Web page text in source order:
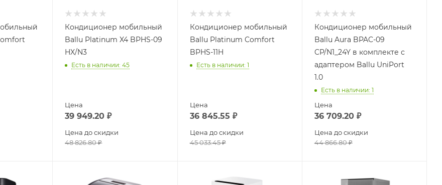
Кондиционер мобильный
Ballu Platinum X4 BPHS-09
HX/N3
Есть в наличии: 45
Цена
39 949.20 ₽
Цена до скидки
48 826.80₽
Кондиционер мобильный
Ballu Platinum Comfort
BPHS-11H
Есть в наличии: 1
Цена
36 845.55 ₽
Цена до скидки
45 033.45₽
Кондиционер мобильный
Ballu Aura BPAC-09
CP/N1_24Y в комплекте с
адаптером Ballu UniPort
1.0
Есть в наличии: 1
Цена
36 709.20₽
Цена до скидки
44 866.80₽